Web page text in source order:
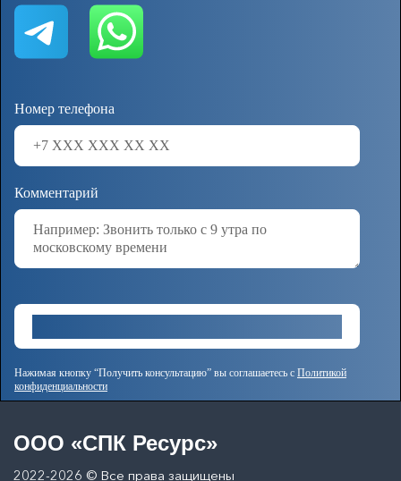
Номер телефона
Комментарий
Нажимая кнопку “Получить консультацию” вы соглашаетесь с Политикой
конфиденциальности
OOO «СПК Ресурс»
2022-2026 © Все права защищены